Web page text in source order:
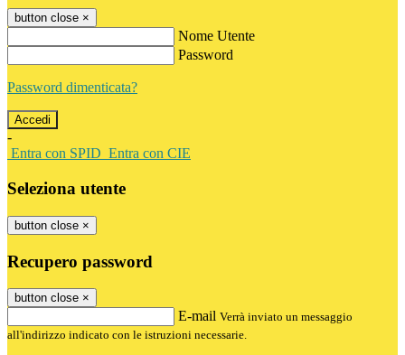
button close ×
Nome Utente
Password
Password dimenticata?
-
Entra con SPID Entra con CIE
Seleziona utente
button close ×
Recupero password
button close ×
E-mail Verrà inviato un messaggio
all'indirizzo indicato con le istruzioni necessarie.